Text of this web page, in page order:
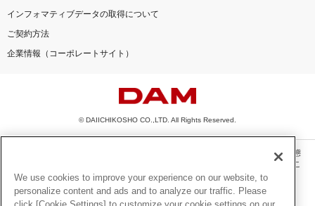
インフォマティブデータの取得について
ご契約方法
企業情報（コーポレートサイト）
© DAIICHIKOSHO CO.,LTD. All Rights Reserved.
このサイトに掲載されている一切の文章・画像・写真・動画・音声等を、手段や形態
を問わず、著作権法の定める範囲を超えて無断で複製、転載、ファイル化などするこ
とを禁じます。
楽曲及びコンテンツは、機種によりご利用いただけない場合があります。
We use cookies to improve your experience on our website, to
personalize content and ads and to analyze our traffic. Please